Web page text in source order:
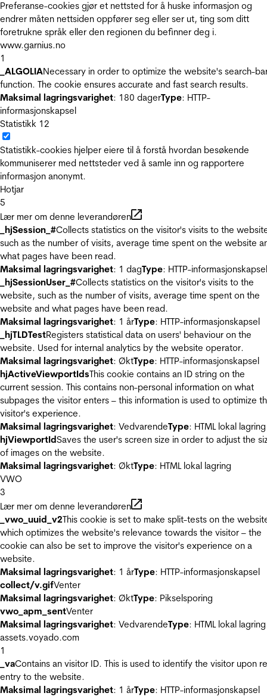
Preferanse-cookies gjør et nettsted for å huske informasjon og
endrer måten nettsiden oppfører seg eller ser ut, ting som ditt
foretrukne språk eller den regionen du befinner deg i.
www.garnius.no
1
_ALGOLIANecessary in order to optimize the website's search-
function. The cookie ensures accurate and fast search results.
Maksimal lagringsvarighet: 180 dagerType: HTTP-
informasjonskapsel
Statistikk 12
Statistikk-cookies hjelper eiere til å forstå hvordan besøkende
kommuniserer med nettsteder ved å samle inn og rapportere
informasjon anonymt.
Hotjar
5
Lær mer om denne leverandøren
_hjSession_#Collects statistics on the visitor's visits to the
such as the number of visits, average time spent on the website
what pages have been read.
Maksimal lagringsvarighet: 1 dagType: HTTP-informasjonskapsel
_hjSessionUser_#Collects statistics on the visitor's visits to the
website, such as the number of visits, average time spent on the
website and what pages have been read.
Maksimal lagringsvarighet: 1 årType: HTTP-informasjonskapsel
_hjTLDTestRegisters statistical data on users' behaviour on the
website. Used for internal analytics by the website operator.
Maksimal lagringsvarighet: ØktType: HTTP-informasjonskapsel
hjActiveViewportIdsThis cookie contains an ID string on the
current session. This contains non-personal information on what
subpages the visitor enters – this information is used to optimize
visitor's experience.
Maksimal lagringsvarighet: VedvarendeType: HTML lokal lagring
hjViewportIdSaves the user's screen size in order to adjust the
of images on the website.
Maksimal lagringsvarighet: ØktType: HTML lokal lagring
VWO
3
Lær mer om denne leverandøren
_vwo_uuid_v2This cookie is set to make split-tests on the
which optimizes the website's relevance towards the visitor – the
cookie can also be set to improve the visitor's experience on a
website.
Maksimal lagringsvarighet: 1 årType: HTTP-informasjonskapsel
collect/v.gifVenter
Maksimal lagringsvarighet: ØktType: Pikselsporing
vwo_apm_sentVenter
Maksimal lagringsvarighet: VedvarendeType: HTML lokal lagring
assets.voyado.com
1
_vaContains an visitor ID. This is used to identify the visitor upon
entry to the website.
Maksimal lagringsvarighet: 1 årType: HTTP-informasjonskapsel